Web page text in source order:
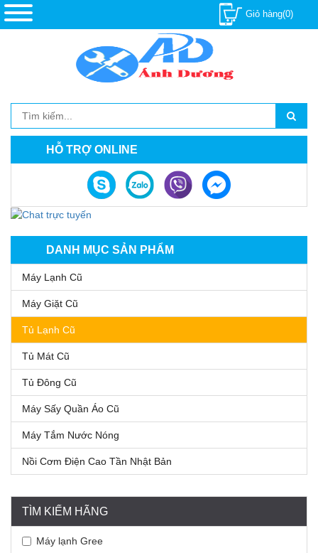
Giỏ hàng(0)
HỖ TRỢ ONLINE
DANH MỤC SẢN PHẨM
Máy Lạnh Cũ
Máy Giặt Cũ
Tủ Lạnh Cũ
Tủ Mát Cũ
Tủ Đông Cũ
Máy Sấy Quần Áo Cũ
Máy Tắm Nước Nóng
Nồi Cơm Điện Cao Tần Nhật Bản
TÌM KIẾM HÃNG
Máy lạnh Gree